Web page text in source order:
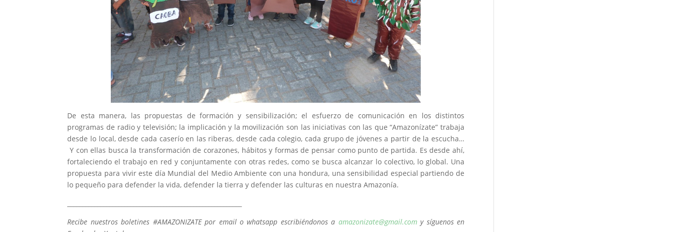
De esta manera, las propuestas de formación y sensibilización; el esfuerzo de comunicación en los distintos
programas de radio y televisión; la implicación y la movilización son las iniciativas con las que “Amazonízate” trabaja
desde lo local, desde cada caserío en las riberas, desde cada colegio, cada grupo de jóvenes a partir de la escucha…
Y con ellas busca la transformación de corazones, hábitos y formas de pensar como punto de partida. Es desde ahí,
fortaleciendo el trabajo en red y conjuntamente con otras redes, como se busca alcanzar lo colectivo, lo global. Una
propuesta para vivir este día Mundial del Medio Ambiente con una hondura, una sensibilidad especial partiendo de
lo pequeño para defender la vida, defender la tierra y defender las culturas en nuestra Amazonía.
Recibe nuestros boletines #AMAZONIZATE por email o whatsapp escribiéndonos a amazonizate@gmail.comy síguenos en